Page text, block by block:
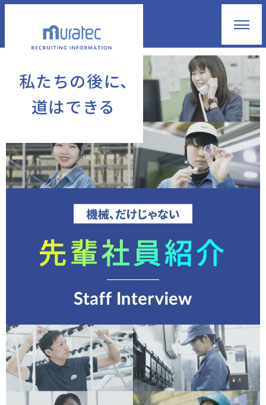
私たちの後に、
道はできる